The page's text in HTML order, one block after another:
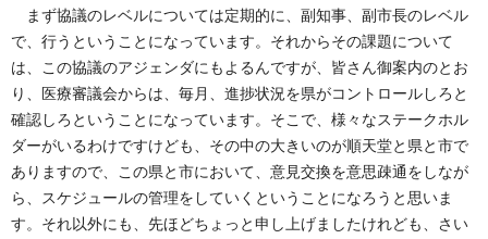
まず協議のレベルについては定期的に、副知事、副市長のレベル
で、行うということになっています。それからその課題について
は、この協議のアジェンダにもよるんですが、皆さん御案内のとお
り、医療審議会からは、毎月、進捗状況を県がコントロールしろと
確認しろということになっています。そこで、様々なステークホル
ダーがいるわけですけども、その中の大きいのが順天堂と県と市で
ありますので、この県と市において、意見交換を意思疎通をしなが
ら、スケジュールの管理をしていくということになろうと思いま
す。それ以外にも、先ほどちょっと申し上げましたけれども、さい